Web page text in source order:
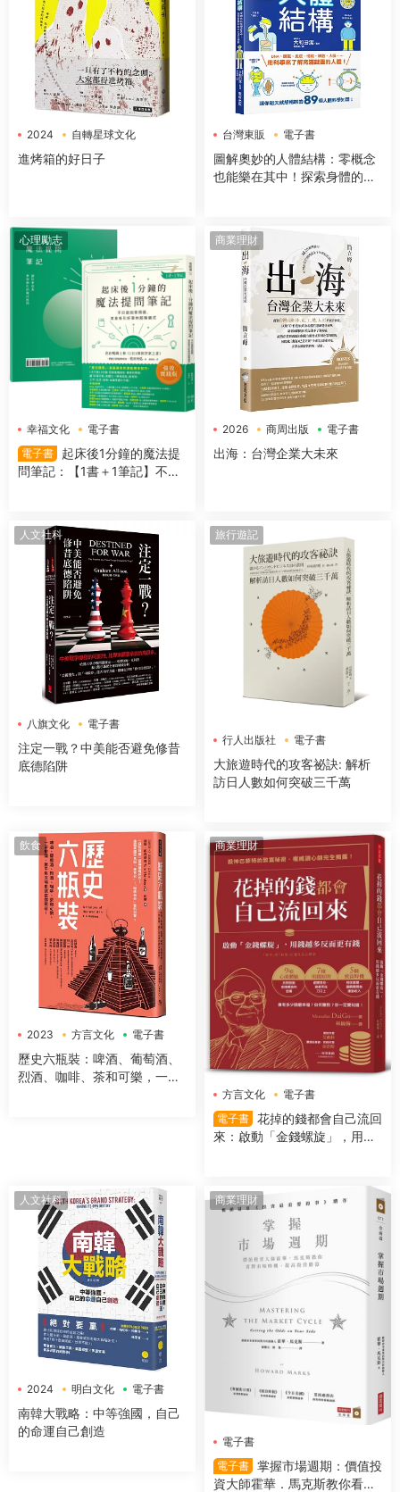
2024
自轉星球文化
電子書
進烤箱的好日子
台灣東販 電子書
圖解奧妙的人體結構：零概念
也能樂在其中！探索身體的組
心理勵志
幸福文化
電子書
電子書
起床後1分鐘的魔法提
問筆記：【1書＋1筆記】不隻
商業理財
2026 商周出版 電子書
出海：台灣企業大未來
人文社科
八旗文化 電子書
注定一戰？中美能否避免修昔
底德陷阱
旅行遊記
行人出版社 電子書
大旅遊時代的攻客祕訣: 解析
訪日人數如何突破三千萬
飲食
2023 方言文化 電子書
歷史六瓶裝：啤酒、葡萄酒、
烈酒、咖啡、茶和可樂，一字
商業理財
方言文化
電子書
電子書 花掉的錢都會自己流回
來：啟動「金錢螺旋」，用錢
人文社科
2024 明白文化 電子書
南韓大戰略：中等強國，自己
的命運自己創造
商業理財
電子書
電子書 掌握市場週期：價值投
資大師霍華．馬克斯教你看對